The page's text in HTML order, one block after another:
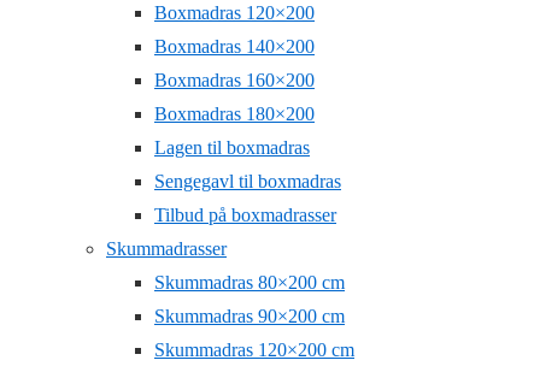
Boxmadras 120×200
Boxmadras 140×200
Boxmadras 160×200
Boxmadras 180×200
Lagen til boxmadras
Sengegavl til boxmadras
Tilbud på boxmadrasser
Skummadrasser
Skummadras 80×200 cm
Skummadras 90×200 cm
Skummadras 120×200 cm